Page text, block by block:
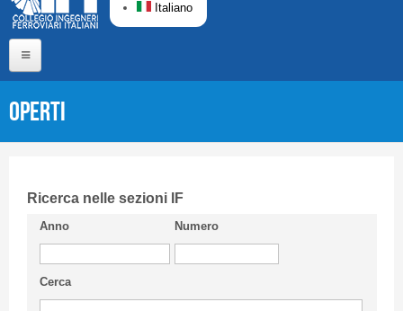
Italiano
CIFI in breve
Linee Guida
Privacy Policy
OPERTI
Ricerca nelle sezioni IF
Anno Numero
Cerca